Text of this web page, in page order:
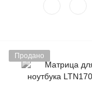
Продано